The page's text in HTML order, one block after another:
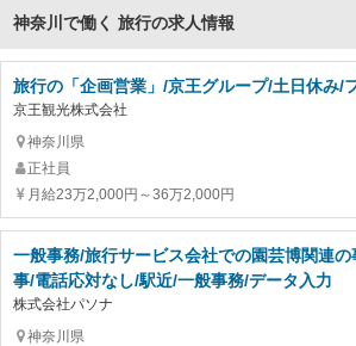
神奈川で働く 旅行の求人情報
旅行の「企画営業」/京王グループ/土日休み/
京王観光株式会社
神奈川県
正社員
月給23万2,000円～36万2,000円
一般事務/旅行サービス会社での園芸博関連
事/電話応対なし/駅近/一般事務/データ入力
株式会社パソナ
神奈川県